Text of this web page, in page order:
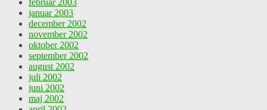
februar 2003
januar 2003
december 2002
november 2002
oktober 2002
september 2002
august 2002
juli 2002
juni 2002
maj 2002